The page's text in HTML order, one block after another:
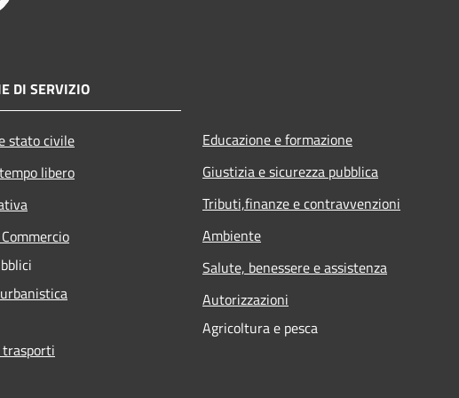
DI SERVIZIO
stato civile
libero
Educazione e formazione
Giustizia e sicurezza pubblica
Tributi,finanze e contravvenzioni
Ambiente
Salute, benessere e assistenza
Autorizzazioni
Agricoltura e pesca